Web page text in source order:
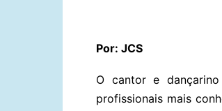
Por: JCS
O cantor e
profissionais mais